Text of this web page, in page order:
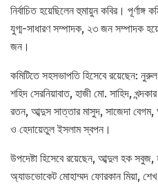
নির্বাচিত হয়েছিলেন হুমায়ুন কবির।
যুগ্ম-সাধারণ সম্পাদক, ২৩ জন সম্পাদক
জন।
কমিটিতে সহসভাপতি হিসেবে রয়েছেন:
শহিদ সেরনিয়াবাত, হাজী মো. সাহিদ,
রতন, আব্দুস সাত্তার মাসুদ, সাজেদা
ও হেদায়েতুল ইসলাম স্বপন।
উপদেষ্টা হিসেবে রয়েছেন, আব্দুল হক সবুজ,
অ্যাডভোকেট মোহাম্মদ ফোরকান মিয়া,